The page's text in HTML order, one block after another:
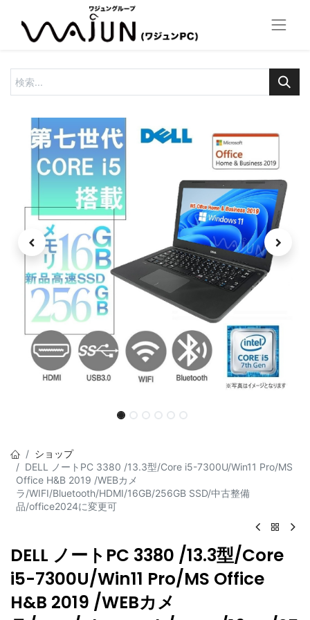
ショップ
DELL ノートPC 3380 /13.3型/Core i5-7300U/Win11 Pro/MS
Office H&B 2019 /WEBカメ
ラ/WIFI/Bluetooth/HDMI/16GB/256GB SSD/中古整備
品/office2024に変更可
DELL ノートPC 3380 /13.3型/Core
i5-7300U/Win11 Pro/MS Office
H&B 2019 /WEBカメ